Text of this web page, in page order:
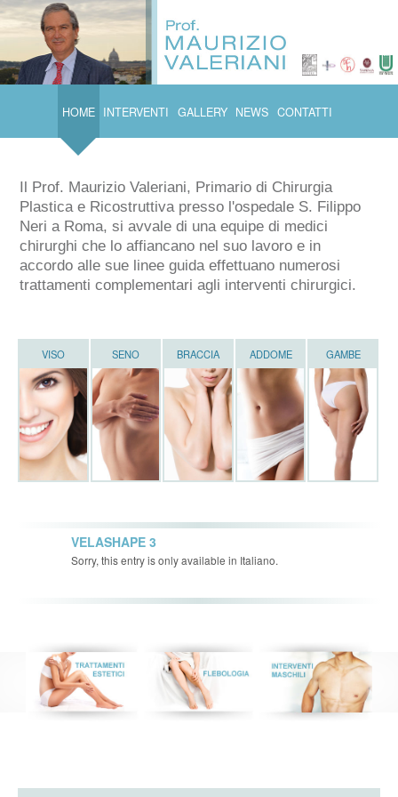
HOME INTERVENTI GALLERY NEWS CONTATTI
Il Prof. Maurizio Valeriani, Primario di Chirurgia
Plastica e Ricostruttiva presso l'ospedale S. Filippo
Neri a Roma, si avvale di una equipe di medici
chirurghi che lo affiancano nel suo lavoro e in
accordo alle sue linee guida effettuano numerosi
trattamenti complementari agli interventi chirurgici.
VISO SENO BRACCIA ADDOME GAMBE
VELASHAPE 3
Sorry, this entry is only available in Italiano.